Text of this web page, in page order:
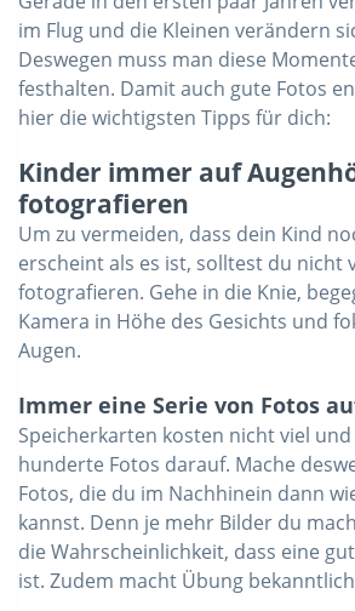
im Flug und die Kleinen verändern
Deswegen muss man diese
festhalten. Damit auch gute Fotos
hier die wichtigsten Tipps für dich:
Kinder immer auf
fotografieren
Um zu vermeiden, dass dein Kind
erscheint als es ist, solltest du nicht
fotografieren. Gehe in die Knie,
Kamera in Höhe des Gesichts und
Augen.
Immer eine Serie von Fotos
Speicherkarten kosten nicht viel und
hunderte Fotos darauf. Mache
Fotos, die du im Nachhinein dann
kannst. Denn je mehr Bilder du
die Wahrscheinlichkeit, dass eine
ist. Zudem macht Übung